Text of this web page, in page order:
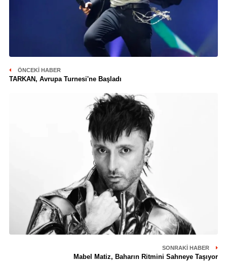
ÖNCEKI HABER
TARKAN, Avrupa Turnesi'ne Başladı
SONRAKI HABER
Mabel Matiz, Baharın Ritmini Sahneye Taşıyor